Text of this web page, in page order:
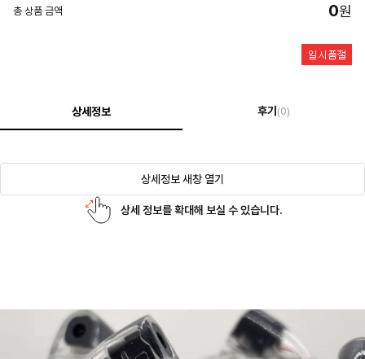
총 상품 금액 0원
상세정보 후기 (0)
상세정보 새창 열기
상세 정보를 확대해 보실 수 있습니다.